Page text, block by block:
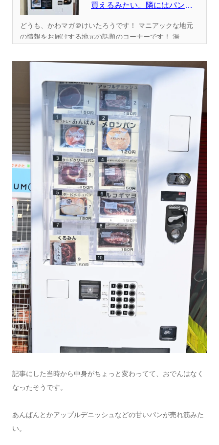
買えるみたい。隣にはパンの
どうも、かわマガ＠けいたろうです！ マニアックな地元
の情報をお届けする地元の話題のコーナーです！ 湯...
記事にした当時から中身がちょっと変わってて、おでんはなく
なったそうです。
あんぱんとかアップルデニッシュなどの甘いパンが売れ筋みた
い。